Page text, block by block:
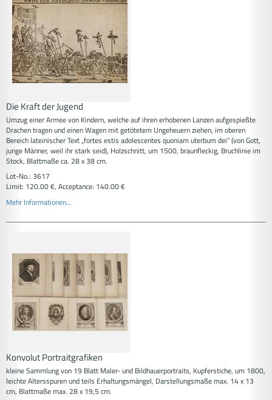
Die Kraft der Jugend
Umzug einer Armee von Kindern, welche auf ihren erhobenen Lanzen aufgespießte
Drachen tragen und einen Wagen mit getötetem Ungeheuern ziehen, im oberen
Bereich lateinischer Text „fortes estis adolescentes quoniam uterbum dei“ (von Gott,
junge Männer, weil ihr stark seid), Holzschnitt, um 1500, braunfleckig, Bruchlinie im
Stock, Blattmaße ca. 28 x 38 cm.
Lot-No.: 3617
Limit: 120.00 €, Acceptance: 140.00 €
Mehr Informationen...
Konvolut Portraitgrafiken
kleine Sammlung von 19 Blatt Maler- und Bildhauerportraits, Kupferstiche, um 1800,
leichte Altersspuren und teils Erhaltungsmängel, Darstellungsmaße max. 14 x 13
cm, Blattmaße max. 28 x 19,5 cm.